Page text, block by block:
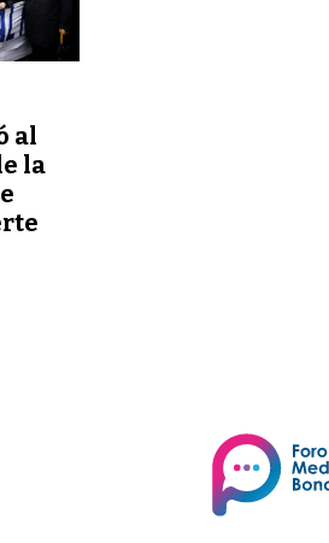
al
la